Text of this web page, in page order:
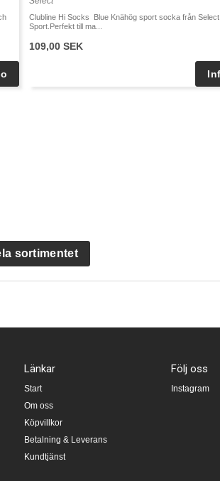
Clubline Hi Socks Blue Knähög sport socka från Select
Sport.Perfekt till ma...
109,00 SEK
sortimentet
Länkar
Start
Om oss
Köpvillkor
Betalning & Leverans
Kundtjänst
Följ oss
Instagram